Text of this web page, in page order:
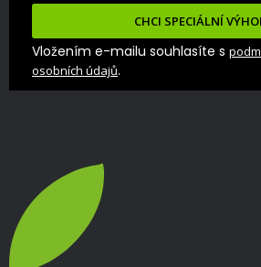
CHCI SPECIÁLNÍ
Vložením e-mailu souhlasíte s
osobních údajů.